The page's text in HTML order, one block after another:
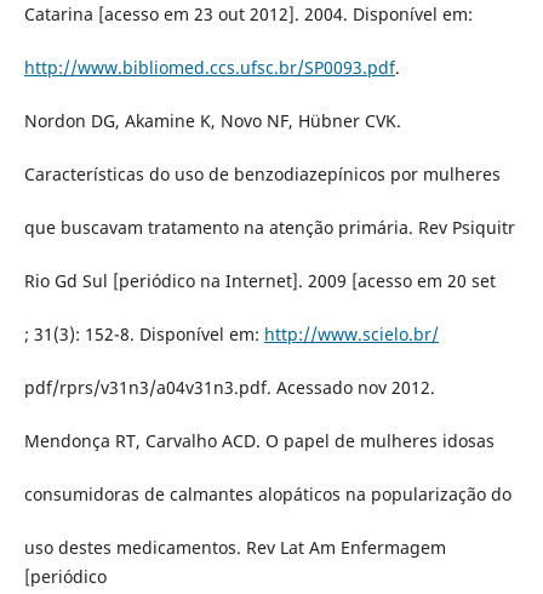
Catarina [acesso em 23 out 2012]. 2004. Disponível em:
http://www.bibliomed.ccs.ufsc.br/SP0093.pdf.
Nordon DG, Akamine K, Novo NF, Hübner CVK.
Características do uso de benzodiazepínicos por mulheres
que buscavam tratamento na atenção primária. Rev Psiquitr
Rio Gd Sul [periódico na Internet]. 2009 [acesso em 20 set
; 31(3): 152-8. Disponível em: http://www.scielo.br/
pdf/rprs/v31n3/a04v31n3.pdf. Acessado nov 2012.
Mendonça RT, Carvalho ACD. O papel de mulheres idosas
consumidoras de calmantes alopáticos na popularização do
uso destes medicamentos. Rev Lat Am Enfermagem
[periódico